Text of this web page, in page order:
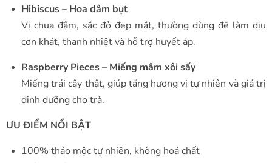
Hibiscus– Hoa dâm bụt
Vị chua đậm, sắc đỏ đẹp mắt, thường dùng để làm dịu
cơn khát, thanh nhiệt và hỗ trợ huyết áp.
Raspberry Pieces– Miếng mâm xôi sấy
Miếng trái cây thật, giúp tăng hương vị tự nhiên và giá trị
dinh dưỡng cho trà.
ƯU ĐIỂM NỔI BẬT
100% thảo mộc tự nhiên, không hoá chất